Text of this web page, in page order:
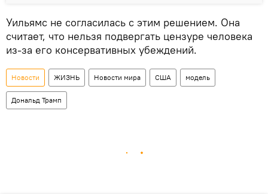
Уильямс не согласилась с этим решением. Она
считает, что нельзя подвергать цензуре человека
из-за его консервативных убеждений.
Новости ЖИЗНЬ Новости мира США модель
Дональд Трамп